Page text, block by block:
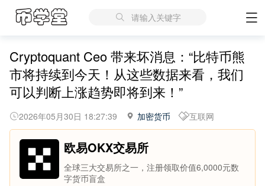
请输入关键字
Cryptoquant Ceo 带来坏消息：“比特币熊
市将持续到今天！从这些数据来看，我们
可以判断上涨趋势即将到来！”
2026年05月30日 18:27:39 加密货币 互联网
欧易OKX交易所
全球三大交易所之一，注册领取价值6,0000元数
字货币盲盒